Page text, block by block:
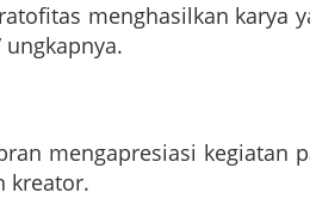
menghasilkan karya
mengapresiasi kegiatan
kreator.